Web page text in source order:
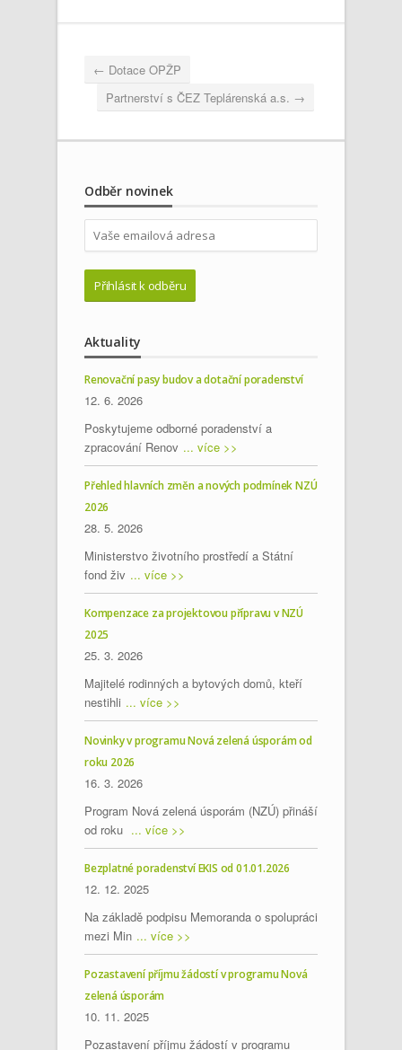
← Dotace OPŽP
Partnerství s ČEZ Teplárenská a.s. →
Odběr novinek
Aktuality
Renovační pasy budov a dotační poradenství
12. 6. 2026
Poskytujeme odborné poradenství a
zpracování Renov ... více >>
Přehled hlavních změn a nových podmínek NZÚ
2026
28. 5. 2026
Ministerstvo životního prostředí a Státní
fond živ ... více >>
Kompenzace za projektovou přípravu v NZÚ
2025
25. 3. 2026
Majitelé rodinných a bytových domů, kteří
nestihli ... více >>
Novinky v programu Nová zelená úsporám od
roku 2026
16. 3. 2026
Program Nová zelená úsporám (NZÚ) přináší
od roku ... více >>
Bezplatné poradenství EKIS od 01.01.2026
12. 12. 2025
Na základě podpisu Memoranda o spolupráci
mezi Min ... více >>
Pozastavení příjmu žádostí v programu Nová
zelená úsporám
10. 11. 2025
Pozastavení příjmu žádostí v programu